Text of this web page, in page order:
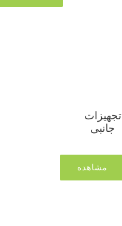
تجهیزات
جانبی
مشاهده